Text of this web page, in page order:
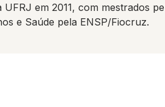
em 2011, com mestrados
e Saúde pela ENSP/Fiocruz.